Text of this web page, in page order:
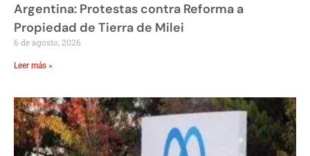
Argentina: Protestas contra Reforma a
Propiedad de Tierra de Milei
6 de agosto, 2026
Leer más »